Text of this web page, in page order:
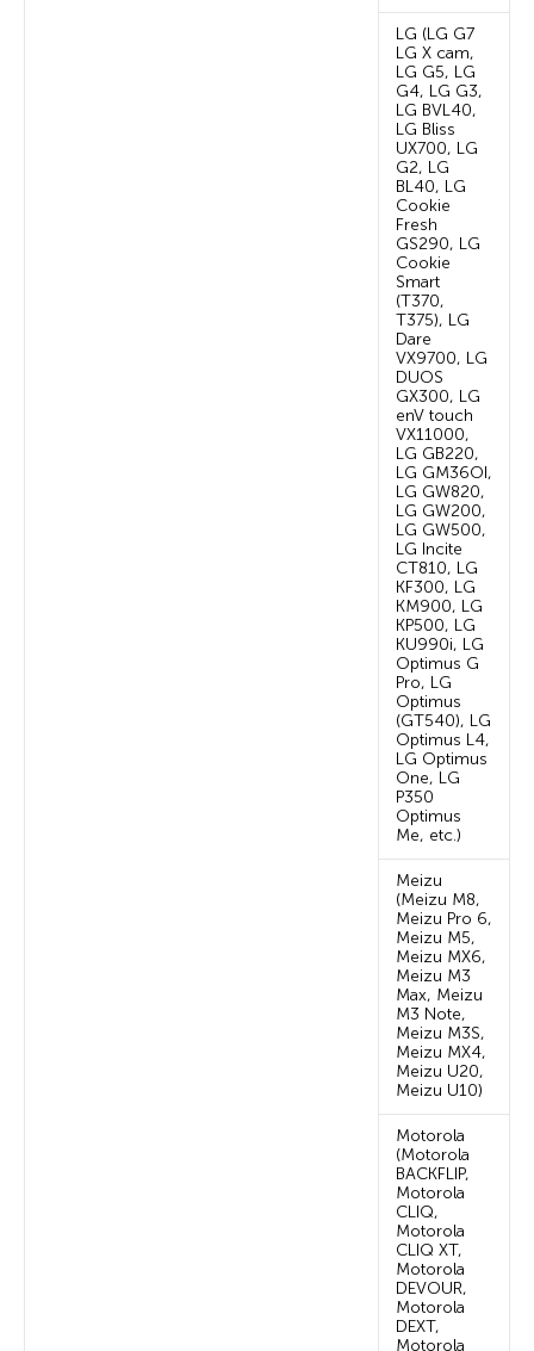
LG (LG G7
LG X cam,
LG G5, LG
G4, LG G3,
LG BVL40,
LG Bliss
UX700, LG
G2, LG
BL40, LG
Cookie
Fresh
GS290, LG
Cookie
Smart
(T370,
T375), LG
Dare
VX9700, LG
DUOS
GX300, LG
enV touch
VX11000,
LG GB220,
LG GM36OI,
LG GW820,
LG GW200,
LG GW500,
LG Incite
CT810, LG
KF300, LG
KM900, LG
KP500, LG
KU990i, LG
Optimus G
Pro, LG
Optimus
(GT540), LG
Optimus L4,
LG Optimus
One, LG
P350
Optimus
Me, etc.)
Meizu
(Meizu M8,
Meizu Pro 6,
Meizu M5,
Meizu MX6,
Meizu M3
Max, Meizu
M3 Note,
Meizu M3S,
Meizu MX4,
Meizu U20,
Meizu U10)
Motorola
(Motorola
BACKFLIP,
Motorola
CLIQ,
Motorola
CLIQ XT,
Motorola
DEVOUR,
Motorola
DEXT,
Motorola